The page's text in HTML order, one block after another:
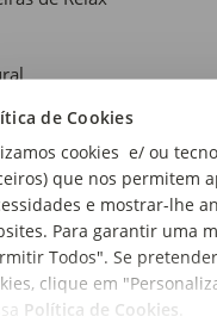
de Cookies
cookies e/ ou
que nos permitem
e mostrar-lhe
Para garantir uma
Todos". Se
clique em
Política de Cookies
madeira; Tecido:
x Largura x
Power